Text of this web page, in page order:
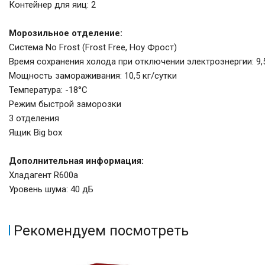
Контейнер для яиц: 2
Морозильное отделение:
Система No Frost (Frost Free, Ноу Фрост)
Время сохранения холода при отключении электроэнергии:
Мощность замораживания: 10,5 кг/сутки
Температура: -18°С
Режим быстрой заморозки
3 отделения
Ящик Big box
Дополнительная информация:
Хладагент R600a
Уровень шума: 40 дБ
Рекомендуем посмотреть